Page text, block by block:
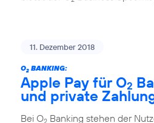
11. Dezember 2018
O2 BANKING:
Apple Pay für O2
und private
Bei O2 Banking stehen der